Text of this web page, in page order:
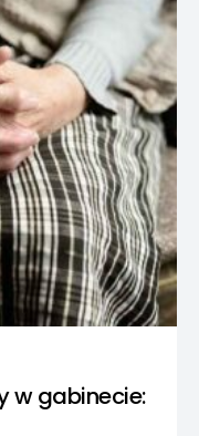
w gabinecie: